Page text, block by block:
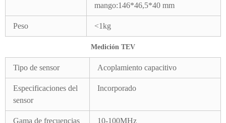
mango:146*46,5*40 mm
Peso <1kg
Medición TEV
Tipo de sensor Acoplamiento capacitivo
Especificaciones del
sensor
Incorporado
Gama de frecuencias 10-100MHz